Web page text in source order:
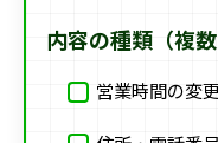
内容の種類（複数
営業時間の変更